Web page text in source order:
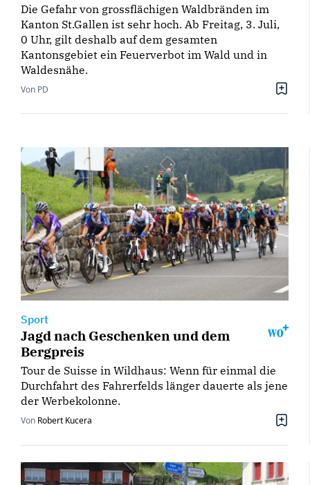
Die Gefahr von grossflächigen Waldbränden im
Kanton St.Gallen ist sehr hoch. Ab Freitag, 3. Juli,
0 Uhr, gilt deshalb auf dem gesamten
Kantonsgebiet ein Feuerverbot im Wald und in
Waldesnähe.
Von PD
Sport
Jagd nach Geschenken und dem
Bergpreis
Tour de Suisse in Wildhaus: Wenn für einmal die
Durchfahrt des Fahrerfelds länger dauerte als jene
der Werbekolonne.
Von Robert Kucera